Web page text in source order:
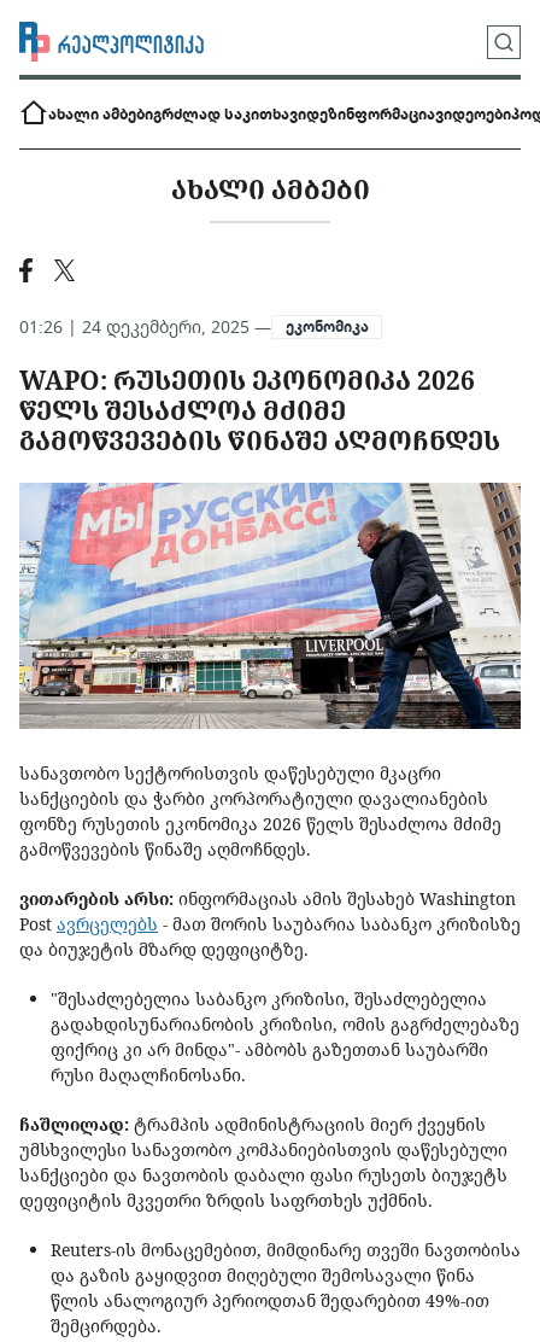
ახალი ამბებიგრძლად საკითხავიდეზინფორმაციავიდეოები
ᲐᲮᲐᲚᲘ ᲐᲛᲑᲔᲑᲘ
01:26 | 24 დეკემბერი, 2025 — ეკონომიკა
WAPO: ᲠᲣᲡᲔᲗᲘᲡ ᲔᲙᲝᲜᲝᲛᲘᲙᲐ 2026
ᲬᲔᲚᲡ ᲨᲔᲡᲐᲫᲚᲝᲐ ᲛᲫᲘᲛᲔ
ᲒᲐᲛᲝᲬᲕᲔᲕᲔᲑᲘᲡ ᲬᲘᲜᲐᲨᲔ ᲐᲦᲛᲝᲩᲜᲓᲔᲡ
სანავთობო სექტორისთვის დაწესებული მკაცრი
სანქციების და ჭარბი კორპორატიული დავალიანების
ფონზე რუსეთის ეკონომიკა 2026 წელს შესაძლოა მძიმე
გამოწვევების წინაშე აღმოჩნდეს.
ვითარების არსი: ინფორმაციას ამის შესახებ Washington
Post ავრცელებს - მათ შორის საუბარია საბანკო კრიზისზე
და ბიუჯეტის მზარდ დეფიციტზე.
"შესაძლებელია საბანკო კრიზისი, შესაძლებელია
გადახდისუნარიანობის კრიზისი, ომის გაგრძელებაზე
ფიქრიც კი არ მინდა"- ამბობს გაზეთთან საუბარში
რუსი მაღალჩინოსანი.
ჩაშლილად: ტრამპის ადმინისტრაციის მიერ ქვეყნის
უმსხვილესი სანავთობო კომპანიებისთვის დაწესებული
სანქციები და ნავთობის დაბალი ფასი რუსეთს ბიუჯეტს
დეფიციტის მკვეთრი ზრდის საფრთხეს უქმნის.
Reuters-ის მონაცემებით, მიმდინარე თვეში ნავთობისა
და გაზის გაყიდვით მიღებული შემოსავალი წინა
წლის ანალოგიურ პერიოდთან შედარებით 49%-ით
შემცირდება.